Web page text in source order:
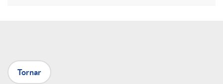
XTornar